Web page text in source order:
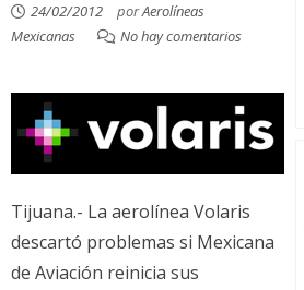
24/02/2012 porAerolíneas
Mexicanas
No hay comentarios
Tijuana.- La aerolínea Volaris
descartó problemas si Mexicana
de Aviación reinicia sus